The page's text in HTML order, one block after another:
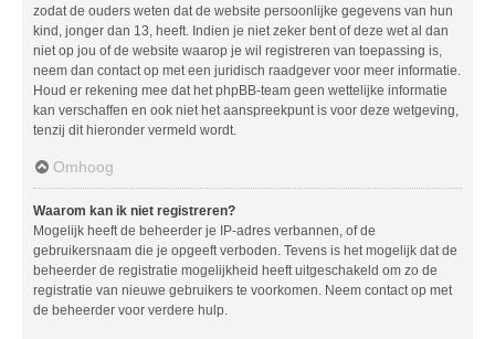
zodat de ouders weten dat de website persoonlijke gegevens van hun
kind, jonger dan 13, heeft. Indien je niet zeker bent of deze wet al dan
niet op jou of de website waarop je wil registreren van toepassing is,
neem dan contact op met een juridisch raadgever voor meer informatie.
Houd er rekening mee dat het phpBB-team geen wettelijke informatie
kan verschaffen en ook niet het aanspreekpunt is voor deze wetgeving,
tenzij dit hieronder vermeld wordt.
Omhoog
Waarom kan ik niet registreren?
Mogelijk heeft de beheerder je IP-adres verbannen, of de
gebruikersnaam die je opgeeft verboden. Tevens is het mogelijk dat de
beheerder de registratie mogelijkheid heeft uitgeschakeld om zo de
registratie van nieuwe gebruikers te voorkomen. Neem contact op met
de beheerder voor verdere hulp.